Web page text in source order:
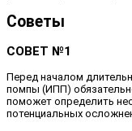
Советы
СОВЕТ №1
Перед началом
помпы (ИПП)
поможет определить
потенциальных